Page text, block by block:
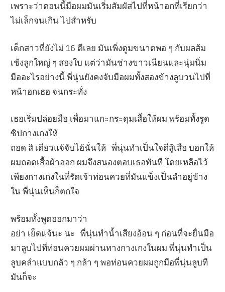
เพราะว่าตอนนี้มือผมมันเริ่มสัมผัสไปที่หน้าอกที่เรียกว่า
ไม่เล็กจนเกิน ไปสำหรับ
เด็กสาวที่ยังไม่ 16 ดีเลย มันเพิ่งตูมขนาดพอ ๆ กับผลส้ม
เช้งลูกใหญ่ ๆ สองใบ แต่ว่ามันช่างขาวเนียนและนุ่มนิ่ม
มืออะไรอย่างนี้ พี่นุ่นยังคงจับมือผมทั้งสองข้างลูบวนไปที่
หน้าอกเธอ จนกระทั่ง
เธอเริ่มปล่อยมือ เพื่อมาแกะกระดุมเสื้อให้ผม พร้อมทั้งรูด
ซิปกางเกงให้
ถอด สิ เดียวแจ้จับไอ้นั่นให้ พี่นุ่นทำเป็นใจดีสู้เสือ บอกให้
ผมถอดเสื้อผ้าออก ผมจึงสนองตอบเธอทันที โดยเหลือไว้
เพียงกางเกงในที่รัดเจ้าท่อนควยที่มันแข็งเป็นลำอยู่ข้าง
ใน พี่นุ่นเห็นก็ตกใจ
พร้อมทั้งพูดออกมาว่า
อย่า เย็ดแจ้นะ นะ พี่นุ่นทำน้ำเสียงอ้อน ๆ ก่อนที่จะยื่นมือ
มาลูบไปที่ท่อนควยผมผ่านทางกางเกงในผม พี่นุ่นทำเป็น
ลูบคลำแบบกลัว ๆ กล้า ๆ พอท่อนควยผมถูกมือพี่นุ่นลูบที
มันก็จะ